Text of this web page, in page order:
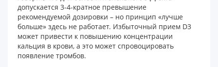
допускается 3-4-кратное превышение
рекомендуемой дозировки – но принцип «лучше
больше» здесь не работает. Избыточный прием D3
может привести к повышению концентрации
кальция в крови, а это может спровоцировать
появление тромбов.